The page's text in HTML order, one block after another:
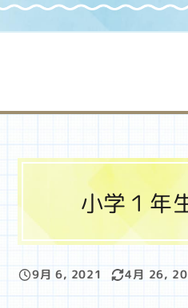
小学１年
投稿日
9月 6, 2021 更新日
4月 26,